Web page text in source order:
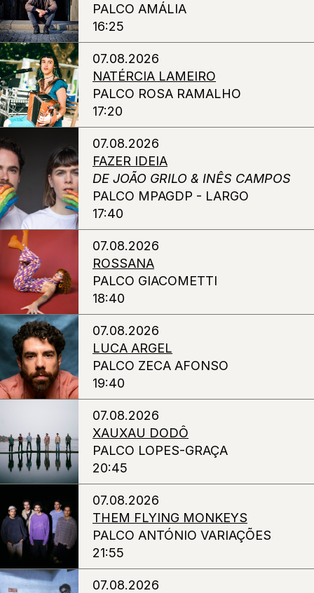
PALCO AMÁLIA
16:25
07.08.2026
NATÉRCIA LAMEIRO
PALCO ROSA RAMALHO
17:20
07.08.2026
FAZER IDEIA
DE JOÃO GRILO & INÊS CAMPOS
PALCO MPAGDP - LARGO
17:40
07.08.2026
ROSSANA
PALCO GIACOMETTI
18:40
07.08.2026
LUCA ARGEL
PALCO ZECA AFONSO
19:40
07.08.2026
XAUXAU DODÔ
PALCO LOPES-GRAÇA
20:45
07.08.2026
THEM FLYING MONKEYS
PALCO ANTÓNIO VARIAÇÕES
21:55
07.08.2026